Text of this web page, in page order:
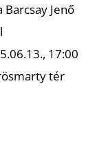
Jenő
17:00
tér